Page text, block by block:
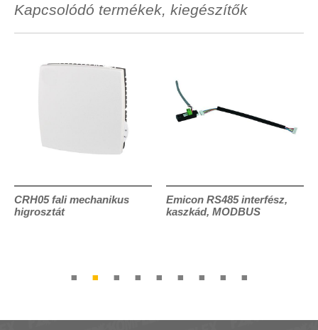
Kapcsolódó termékek, kiegészítők
CRH05 fali mechanikus
higrosztát
Emicon RS485 interfész,
kaszkád, MODBUS